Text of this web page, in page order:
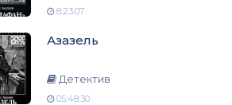
8:23:07
Азазель
Детектив
05:48:30